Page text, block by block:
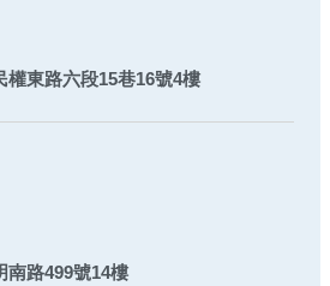
權東路六段15巷16號4樓
南路499號14樓